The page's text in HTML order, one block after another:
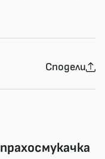
Сподели
прахосмукачка